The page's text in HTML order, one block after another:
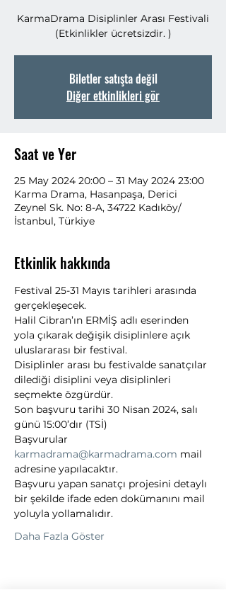
KarmaDrama Disiplinler Arası Festivali
(Etkinlikler ücretsizdir. )
Biletler satışta değil
Diğer etkinlikleri gör
Saat ve Yer
25 May 2024 20:00 – 31 May 2024 23:00
Karma Drama, Hasanpaşa, Derici
Zeynel Sk. No: 8-A, 34722 Kadıköy/
İstanbul, Türkiye
Etkinlik hakkında
Festival 25-31 Mayıs tarihleri arasında
gerçekleşecek.
Halil Cibran’ın ERMİŞ adlı eserinden
yola çıkarak değişik disiplinlere açık
uluslararası bir festival.
Disiplinler arası bu festivalde sanatçılar
dilediği disiplini veya disiplinleri
seçmekte özgürdür.
Son başvuru tarihi 30 Nisan 2024, salı
günü 15:00’dır (TSİ)
Başvurular
karmadrama@karmadrama.com mail
adresine yapılacaktır.
Başvuru yapan sanatçı projesini detaylı
bir şekilde ifade eden dokümanını mail
yoluyla yollamalıdır.
Daha Fazla Göster